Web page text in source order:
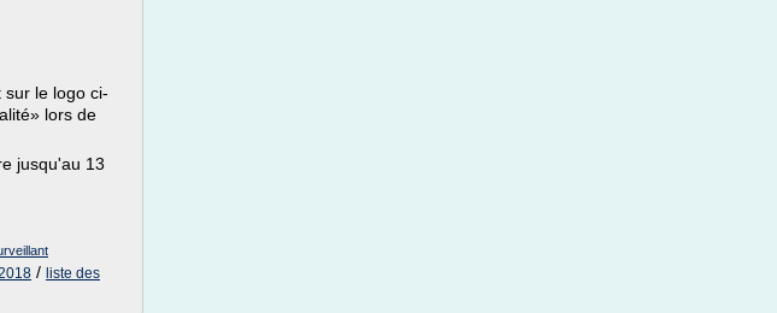
le logo ci-
lors de
jusqu'au 13
/ liste des